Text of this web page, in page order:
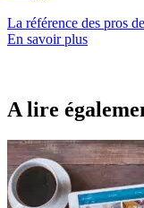
La référence des pros
En savoir plus
A lire